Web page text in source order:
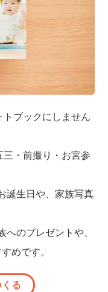
ブックにしません
・前撮り・お宮参
誕生日や、家族写真
のプレゼントや、
めです。
る